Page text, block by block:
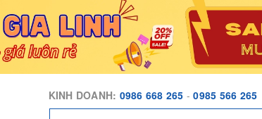
KINH DOANH: 0986 668 265 -0985 566 265